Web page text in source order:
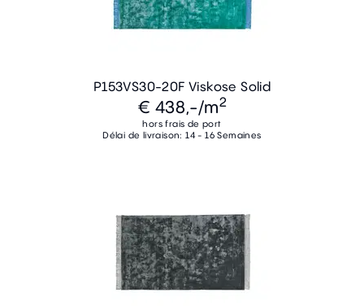
P153VS30-20F Viskose Solid
€ 438,-/m2
hors frais de port
Délai de livraison: 14 - 16 Semaines